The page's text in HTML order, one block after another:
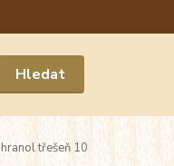
Hledat
hranol třešeň 10